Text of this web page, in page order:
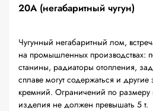
20A (негабаритный чугун)
Чугунный негабаритный лом,
на промышленных производствах:
станины, радиаторы отопления,
сплаве могут содержаться и
кремний. Ограничений по размеру
изделия не должен превышать 5 т.